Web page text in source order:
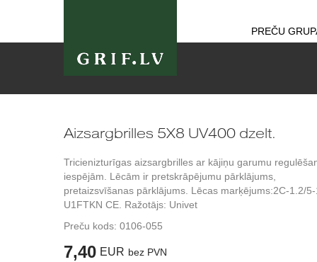
PREČU
Aizsargbrilles 5X8 UV400 dzelt.
Tricienizturīgas aizsargbrilles ar kājiņu garumu
iespējām. Lēcām ir pretskrāpējumu pārklājums,
pretaizsvīšanas pārklājums. Lēcas marķējums:2C-1.2/
U1FTKN CE. Ražotājs: Univet
Preču kods: 0106-055
7,40 EUR bez PVN